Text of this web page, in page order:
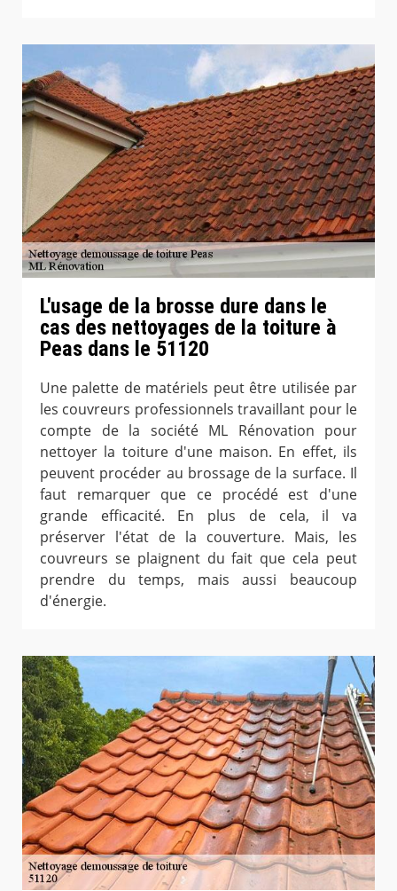
L'usage de la brosse dure dans le
cas des nettoyages de la toiture à
Peas dans le 51120
Une palette de matériels peut être utilisée par
les couvreurs professionnels travaillant pour le
compte de la société ML Rénovation pour
nettoyer la toiture d'une maison. En effet, ils
peuvent procéder au brossage de la surface. Il
faut remarquer que ce procédé est d'une
grande efficacité. En plus de cela, il va
préserver l'état de la couverture. Mais, les
couvreurs se plaignent du fait que cela peut
prendre du temps, mais aussi beaucoup
d'énergie.